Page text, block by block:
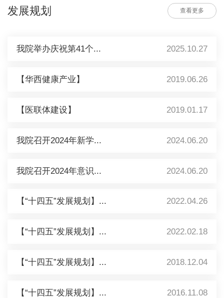
发展规划 查看更多
我院举办庆祝第41个... 2025.10.27
【华西健康产业】 2019.06.26
【医联体建设】 2019.01.17
我院召开2024年新学... 2024.06.20
我院召开2024年意识... 2024.06.20
【“十四五”发展规划】... 2022.04.26
【“十四五”发展规划】... 2022.02.18
【“十四五”发展规划】... 2018.12.04
【“十四五”发展规划】... 2016.11.08